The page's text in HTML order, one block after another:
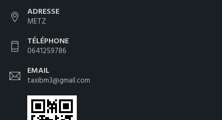
ADRESSE
METZ
TÉLÉPHONE
0641259786
EMAIL
taxibm3@gmail.com